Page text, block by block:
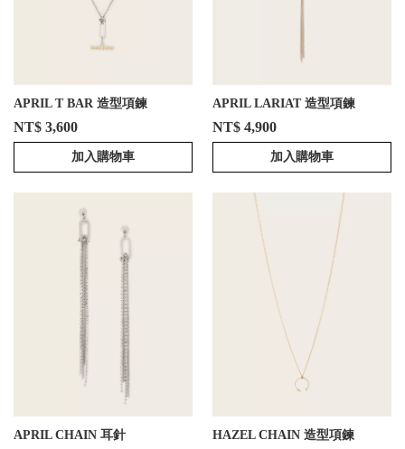
APRIL T BAR 造型項鍊
NT$ 3,600
加入購物車
APRIL LARIAT 造型項鍊
NT$ 4,900
加入購物車
APRIL CHAIN 耳針 HAZEL CHAIN 造型項鍊